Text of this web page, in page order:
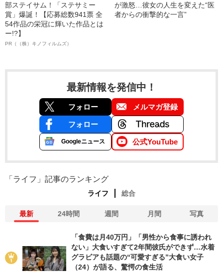
部ステイサム！「ステサミー
賞」爆誕！【応募総数941票 全
54作品の栄冠に輝いた作品とは
ー!?】
PR（（株）キノフィルムズ）
が激怒…彼女の人生を変えた“医
者からの衝撃的な一言”
最新情報を発信中！
フォロー メルマガ登録
フォロー
Googleニュース 公式YouTube
「ライフ」記事のランキング
ライフ 総合
最新 24時間 週間 月間 写真
「食費は月40万円」「男性から食事に誘われ
ない」大食いすぎて2年間彼氏ができず…水着
グラビアも話題の“可愛すぎる”大食い女子
（24）が語る、驚愕の食生活